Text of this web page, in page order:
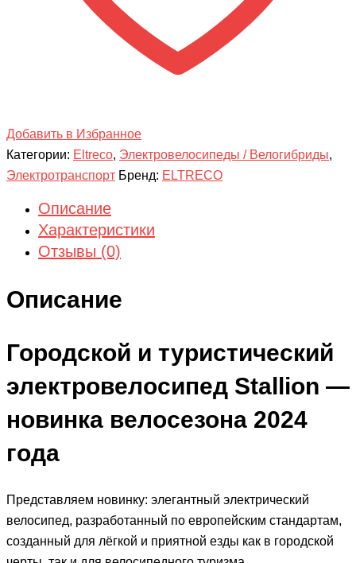
Добавить в Избранное
Категории: Eltreco, Электровелосипеды / Велогибриды,
Электротранспорт Бренд: ELTRECO
Описание
Характеристики
Отзывы (0)
Описание
Городской и туристический
электровелосипед Stallion —
новинка велосезона 2024
года
Представляем новинку: элегантный электрический
велосипед, разработанный по европейским стандартам,
созданный для лёгкой и приятной езды как в городской